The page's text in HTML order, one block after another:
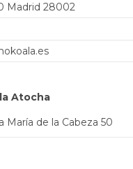
Madrid 28002
Atocha
María de la Cabeza 50